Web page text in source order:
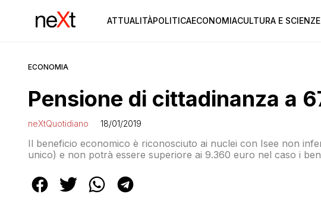
ATTUALITÀPOLITICAECONOMIACULTURA E SCIENZE
ECONOMIA
Pensione di cittadinanza a
neXtQuotidiano 18/01/2019
Il beneficio economico è riconosciuto ai nuclei con Isee non
unico) e non potrà essere superiore ai 9.360 euro nel caso i